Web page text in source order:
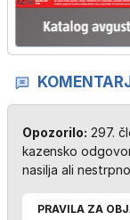
Opozorilo: 297.
kazensko
nasilja ali
PRAVILA ZA